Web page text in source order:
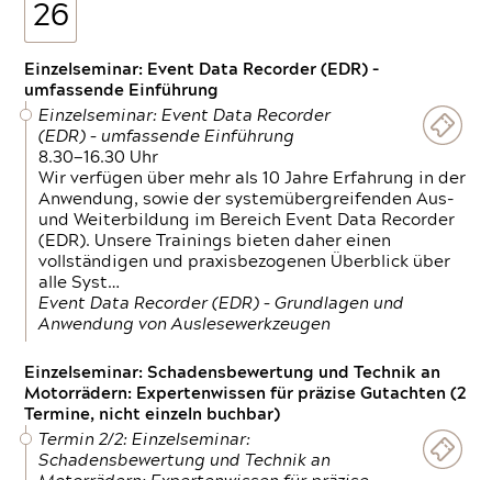
26
Einzelseminar: Event Data Recorder (EDR) –
umfassende Einführung
Einzelseminar: Event Data Recorder
(EDR) – umfassende Einführung
8.30—16.30 Uhr
Wir verfügen über mehr als 10 Jahre Erfahrung in der
Anwendung, sowie der systemübergreifenden Aus-
und Weiterbildung im Bereich Event Data Recorder
(EDR). Unsere Trainings bieten daher einen
vollständigen und praxisbezogenen Überblick über
alle Syst…
Event Data Recorder (EDR) – Grundlagen und
Anwendung von Auslesewerkzeugen
Einzelseminar: Schadensbewertung und Technik an
Motorrädern: Expertenwissen für präzise Gutachten (2
Termine, nicht einzeln buchbar)
Termin 2/2: Einzelseminar:
Schadensbewertung und Technik an